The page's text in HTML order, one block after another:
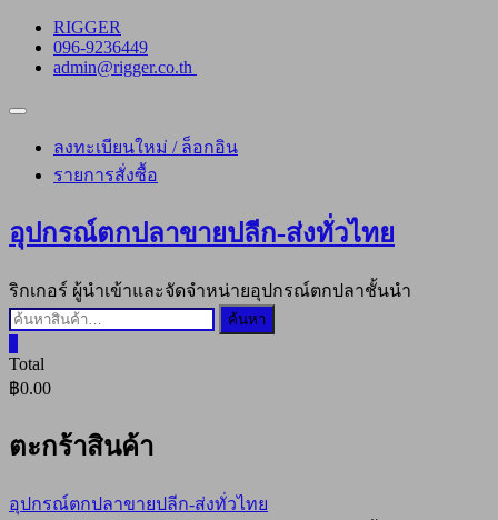
Skip
content
RIGGER
096-9236449
admin@rigger.co.th
Topbar
ลงทะเบียนใหม่ / ล็อกอิน
รายการสั่งซื้อ
อุปกรณ์ตกปลาขายปลีก-ส่งทั่วไทย
ริกเกอร์ ผู้นำเข้าและจัดจำหน่ายอุปกรณ์ตกปลาชั้นนำ
ค้นหา:
ค้นหา
Total
฿0.00
ตะกร้าสินค้า
อุปกรณ์ตกปลาขายปลีก-ส่งทั่วไทย